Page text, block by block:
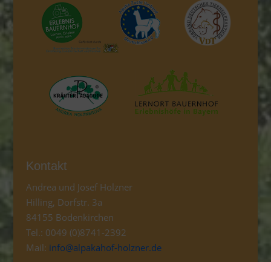
Kontakt
Andrea und Josef Holzner
Hilling, Dorfstr. 3a
84155 Bodenkirchen
Tel.: 0049 (0)8741-2392
Mail: info@alpakahof-holzner.de